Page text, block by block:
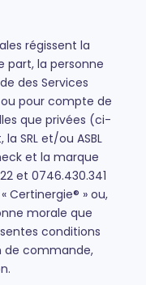
régissent la
part, la personne
des Services
pour compte de
que privées (ci-
SRL et/ou ASBL
et la marque
et 0746.430.341
Certinergie® » ou,
morale que
conditions
de commande,